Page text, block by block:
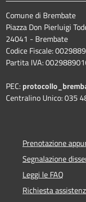
Comune di Brembate
Piazza Don Pierluigi
24041 - Brembate
Codice Fiscale:
Partita IVA:
PEC:
Centralino Unico: 035
Prenotazione
Segnalazione
Leggi le FAQ
Richiesta